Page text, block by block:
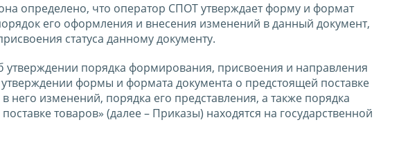
определено, что оператор СПОТ утверждает форму и формат
его оформления и внесения изменений в данный документ,
статуса данному документу.
порядка формирования, присвоения и направления
формы и формата документа о предстоящей поставке
него изменений, порядка его представления, а также порядка
товаров» (далее – Приказы) находятся на государственной